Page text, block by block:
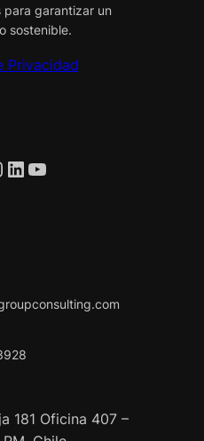
garantizar un
sostenible.
Privacidad
LinkedIn YouTube
181 Oficina 407 –